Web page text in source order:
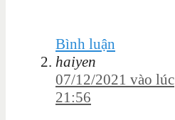
Bình luận
haiyen
07/12/2021 vào lúc
21:56